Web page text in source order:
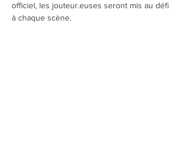
officiel, les jouteur.euses seront mis au défi
à chaque scène.